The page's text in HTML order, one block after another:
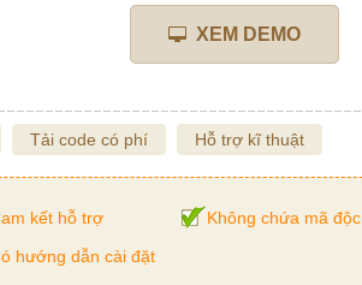
XEM DEMO
Tải code có phí Hỗ trợ kĩ thuật
kết hỗ trợ
Không chứa mã độc
hướng dẫn cài đặt